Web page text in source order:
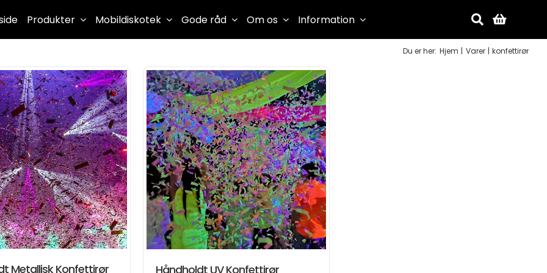
Produkter Mobildiskotek Gode råd Om os Information
Du er her: Hjem Varer konfettirør
Metallisk Konfettirør
Håndholdt UV Konfettirør